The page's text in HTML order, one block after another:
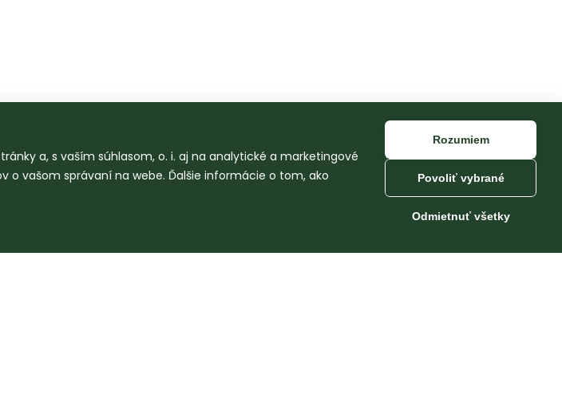
a, s vaším súhlasom, o. i. aj na analytické a marketingové
o vašom správaní na webe. Ďalšie informácie o tom, ako
Rozumiem
Povoliť vybrané
Odmietnuť všetky